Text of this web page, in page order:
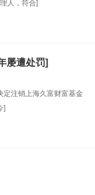
人，符合]
屡遭处罚]
定注销上海久富财富基金
]